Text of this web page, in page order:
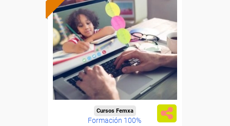
Formación 100%
Cursos Femxa